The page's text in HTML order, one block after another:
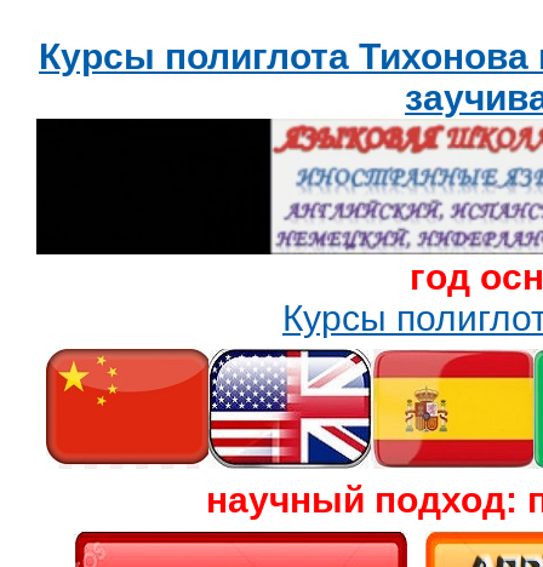
Курсы полиглота
год
Курсы
научный подход: